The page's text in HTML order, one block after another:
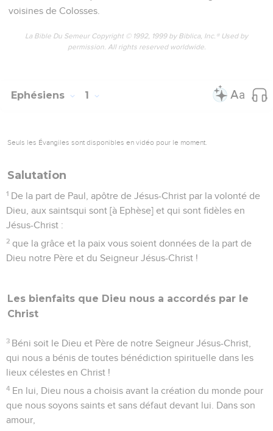
voisines de Colosses.
La Bible Du Semeur Copyright © 1992, 1999 by Biblica, Inc.® Used by
permission. All rights reserved worldwide.
Ephésiens 1
Seuls les Évangiles sont disponibles en vidéo pour le moment.
Salutation
1 De la part de Paul, apôtre de Jésus-Christ par la volonté de
Dieu, aux saintsqui sont [à Ephèse] et qui sont fidèles en
Jésus-Christ :
2 que la grâce et la paix vous soient données de la part de
Dieu notre Père et du Seigneur Jésus-Christ !
Les bienfaits que Dieu nous a accordés par le
Christ
3 Béni soit le Dieu et Père de notre Seigneur Jésus-Christ,
qui nous a bénis de toutes bénédiction spirituelle dans les
lieux célestes en Christ !
4 En lui, Dieu nous a choisis avant la création du monde pour
que nous soyons saints et sans défaut devant lui. Dans son
amour,